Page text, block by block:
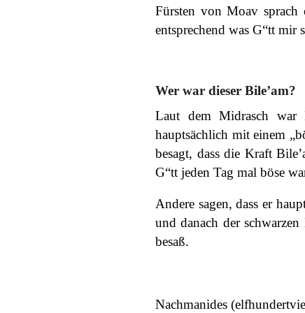
Fürsten von Moav
entsprechend was G“tt mir
Wer war dieser Bile’am?
Laut dem Midrasch war
hauptsächlich mit einem
besagt, dass die Kraft
G“tt jeden Tag mal böse
Andere sagen, dass er
und danach der
besaß.
Nachmanides